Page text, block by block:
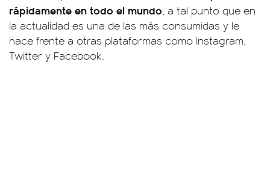
rápidamente en todo el mundo, a tal punto que en
la actualidad es una de las más consumidas y le
hace frente a otras plataformas como Instagram,
Twitter y Facebook.